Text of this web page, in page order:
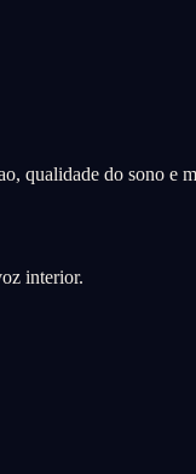
qualidade do sono e
interior.